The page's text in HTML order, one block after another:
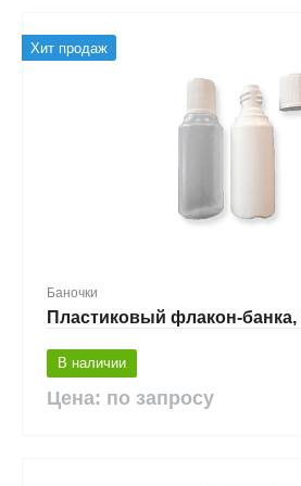
Хит продаж
Баночки
Пластиковый флакон-
В наличии
Цена: по запросу